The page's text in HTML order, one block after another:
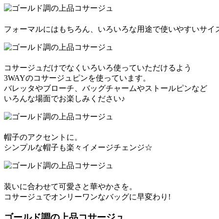
フォーマルにはもちろん、いろいろな用途で使いやすいサイ
コサージュだけでなくいろいろ使っていただけるよう
3WAYのコサージュピンを使っています。
バレッタやブローチ、バッグチャームやストールピンなど
いろんな場面でお楽しみください♪
帽子のアクセントに。
シンプルな帽子も楽々イメージチェンジ☆
装いに合わせて可愛さと華やかさを。
コサージュでオンリーワンなバッグに早変わり!